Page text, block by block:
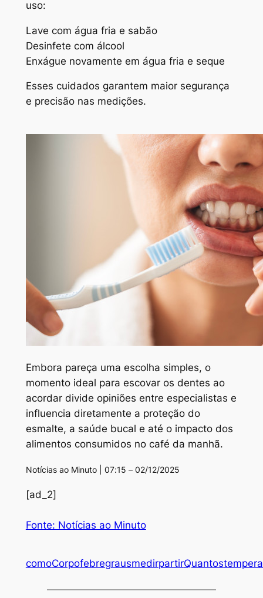
uso:
Lave com água fria e sabão
Desinfete com álcool
Enxágue novamente em água fria e seque
Esses cuidados garantem maior segurança
e precisão nas medições.
Embora pareça uma escolha simples, o
momento ideal para escovar os dentes ao
acordar divide opiniões entre especialistas e
influencia diretamente a proteção do
esmalte, a saúde bucal e até o impacto dos
alimentos consumidos no café da manhã.
Notícias ao Minuto | 07:15 – 02/12/2025
[ad_2]
Fonte: Notícias ao Minuto
comoCorpofebregrausmedirpartirQuantos